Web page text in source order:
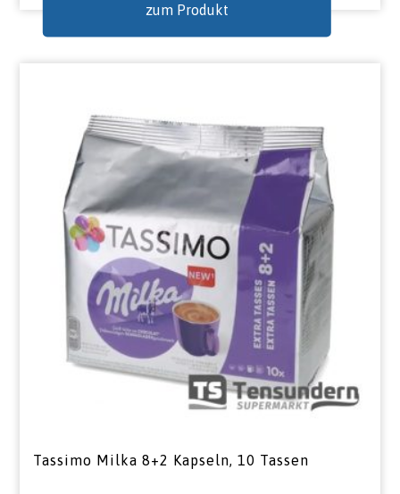
zum Produkt
Tassimo Milka 8+2 Kapseln, 10 Tassen